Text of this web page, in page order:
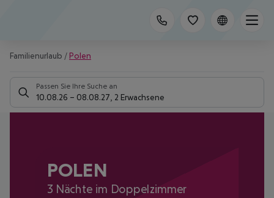
Familienurlaub / Polen
Passen Sie Ihre Suche an
10.08.26 – 08.08.27 2 Erwachsene
POLEN
3 Nächte im Doppelzimmer